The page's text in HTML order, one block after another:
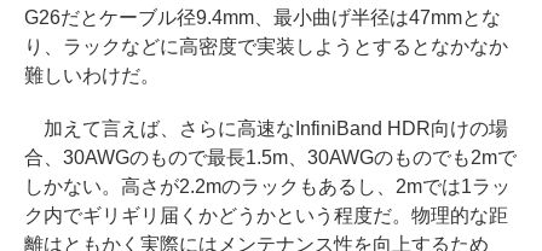
G26だとケーブル径9.4mm、最小曲げ半径は47mmとな
り、ラックなどに高密度で実装しようとするとなかなか
難しいわけだ。
加えて言えば、さらに高速なInfiniBand HDR向けの場
合、30AWGのもので最長1.5m、30AWGのものでも2mで
しかない。高さが2.2mのラックもあるし、2mでは1ラッ
ク内でギリギリ届くかどうかという程度だ。物理的な距
離はともかく実際にはメンテナンス性を向上するため